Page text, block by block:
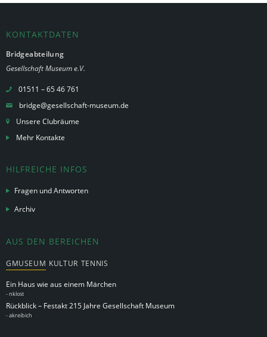
KONTAKTDATEN
Bridgeabteilung
Gesellschaft Museum e.V.
01511 – 65 46 761
bridge@gesellschaft-museum.de
Unsere Clubräume
Mehr Kontakte
HILFREICHE INFOS
Fragen und Antworten
Archiv
AUS DEN BEREICHEN
GMUSEUM KULTUR TENNIS
Ein Haus wie aus einem Märchen
-nklost
Rückblick – Festakt 215 Jahre Gesellschaft Museum
-akreibich